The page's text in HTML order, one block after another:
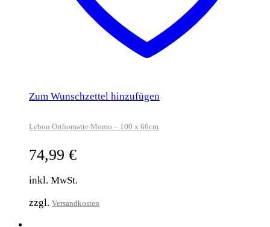
Zum Wunschzettel hinzufügen
Lebon Orthomatte Momo – 100 x 60cm
74,99 €
inkl. MwSt.
zzgl. Versandkosten